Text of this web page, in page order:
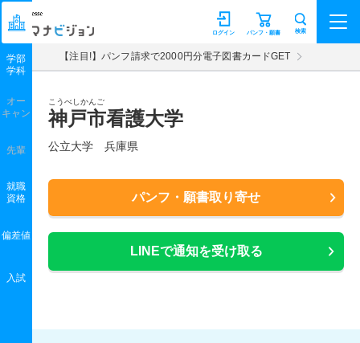
マナビジョン パンフ・願書
ログイン 検索
【注目!】パンフ請求で2000円分電子図書カードGET
こうべしかんご
神戸市看護大学
公立大学 兵庫県
パンフ・願書取り寄せ
LINEで通知を受け取る
学部
学科
オー
キャン
先輩
就職
資格
偏差値
入試